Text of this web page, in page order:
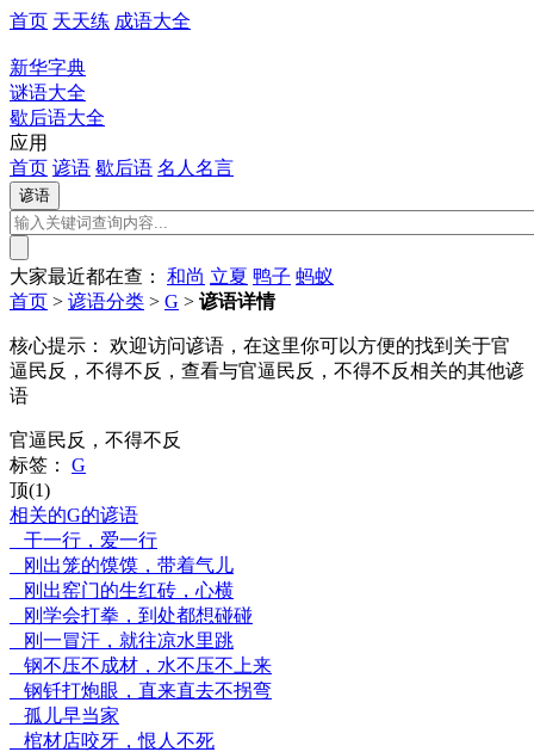
首页 天天练 成语大全
新华字典
谜语大全
歇后语大全
应用
首页 谚语 歇后语 名人名言
大家最近都在查： 和尚 立夏 鸭子 蚂蚁
首页 > 谚语分类 > G > 谚语详情
核心提示：
欢迎访问谚语，在这里你可以方便的找到关于官
逼民反，不得不反，查看与官逼民反，不得不反相关的其他谚
语
官逼民反，不得不反
标签：
G
顶(1)
相关的G的谚语
干一行，爱一行
刚出笼的馍馍，带着气儿
刚出窑门的生红砖，心横
刚学会打拳，到处都想碰碰
刚一冒汗，就往凉水里跳
钢不压不成材，水不压不上来
钢钎打炮眼，直来直去不拐弯
孤儿早当家
棺材店咬牙，恨人不死